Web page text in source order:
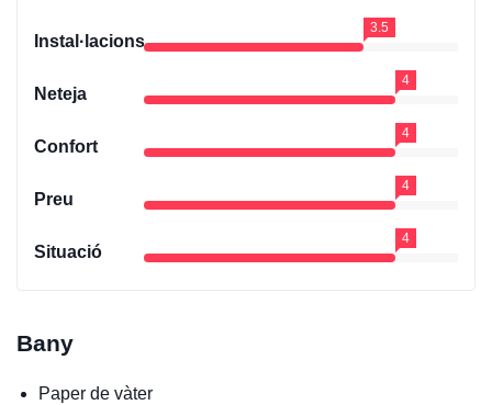
Instal·lacions
3.5
Neteja
4
Confort
4
Preu
4
Situació
4
Bany
Paper de vàter